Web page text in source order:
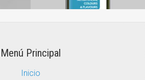
Menú Principal
Inicio